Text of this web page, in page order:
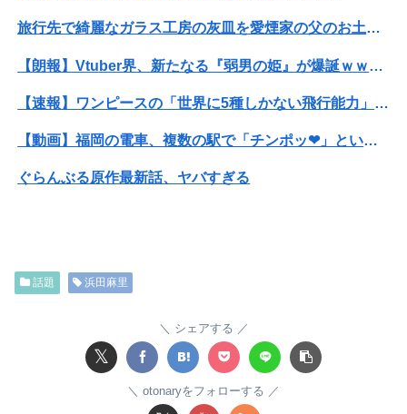
旅行先で綺麗なガラス工房の灰皿を愛煙家の父のお土産にしたんだけどダイソーでそっくりな商品を見つけた
【朗報】Vtuber界、新たなる『弱男の姫』が爆誕ｗｗｗｗｗｗｗｗｗｗｗ
【速報】ワンピースの「世界に5種しかない飛行能力」発言の謎が解けるWWW
【動画】福岡の電車、複数の駅で「チンポッ❤」というアナウンスが流れ大騒ぎwwwwwwwww
ぐらんぶる原作最新話、ヤバすぎる
【画像】マジで復活して欲しいAV女優ｗｗｗｗｗｗｗ
話題 浜田麻里
シェアする
𝕏
otonaryをフォローする